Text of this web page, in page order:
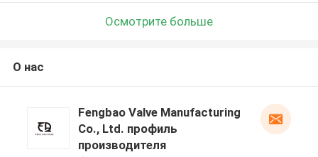
Осмотрите больше
О нас
Fengbao Valve Manufacturing
Co., Ltd. профиль
производителя